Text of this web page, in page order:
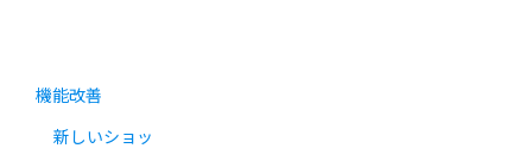
機能改善
新しいショッ